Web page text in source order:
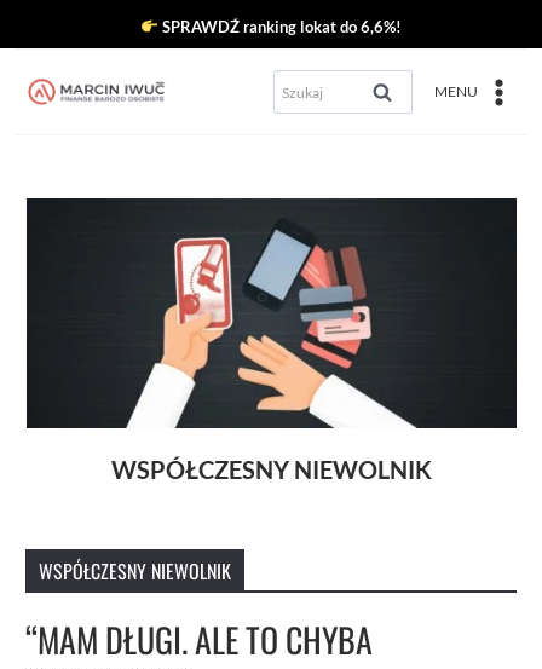
treści
SPRAWDŹ ranking lokat do 6,6%!
Szukaj: MENU
WSPÓŁCZESNY NIEWOLNIK
WSPÓŁCZESNY NIEWOLNIK
“MAM DŁUGI. ALE TO CHYBA